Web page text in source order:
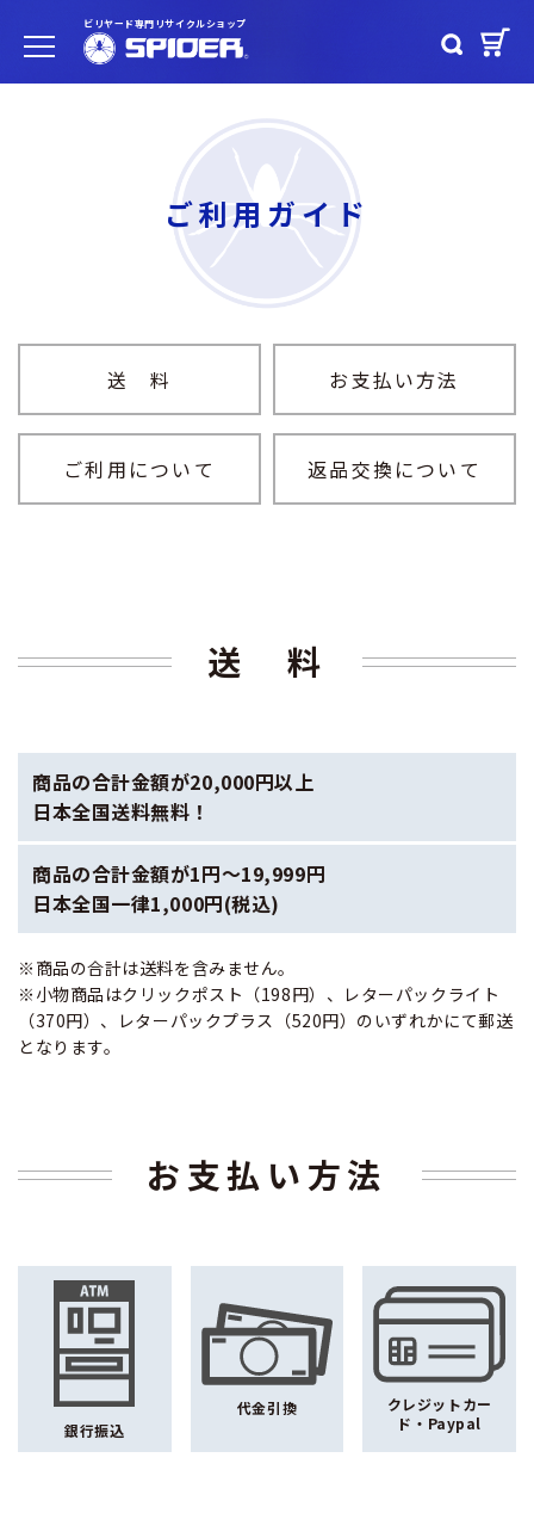
ビリヤード専門リサイクルショップ
ご利用ガイド
送 料 お支払い方法
ご利用について 返品交換について
送 料
​商品の合計金額が20,000円以上
日本全国送料無料！
商品の合計金額が1円～19,999円
日本全国一律1,000円(税込)
※商品の合計は送料を含みません。​
※小物商品はクリックポスト（198円）、レターパックライト
（370円）、レターパックプラス（520円）のいずれかにて郵送
となります。
お支払い方法
銀行振込
代金引換
クレジットカー
ド・Paypal